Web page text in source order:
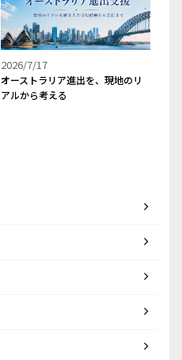
2026/7/17
オーストラリア進出を、現地のリ
アルから考える